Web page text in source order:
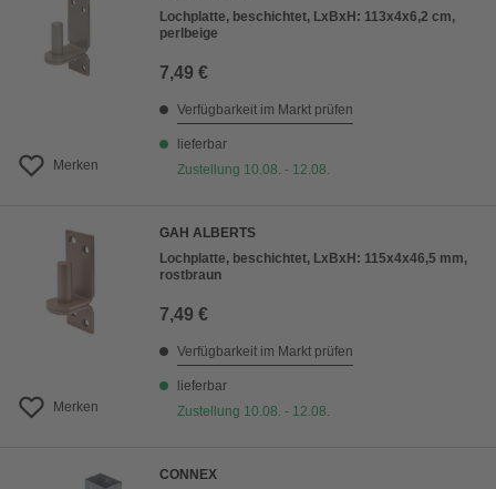
Merken
Lochplatte, beschichtet, LxBxH: 113x4x6,2 cm,
perlbeige
7,49 €
Verfügbarkeit im Markt prüfen
lieferbar
Zustellung 10.08. - 12.08.
Merken
GAH ALBERTS
Lochplatte, beschichtet, LxBxH: 115x4x46,5 mm,
rostbraun
7,49 €
Verfügbarkeit im Markt prüfen
lieferbar
Zustellung 10.08. - 12.08.
CONNEX